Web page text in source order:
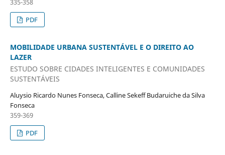
335-358
PDF
MOBILIDADE URBANA SUSTENTÁVEL E O DIREITO AO
LAZER
ESTUDO SOBRE CIDADES INTELIGENTES E COMUNIDADES
SUSTENTÁVEIS
Aluysio Ricardo Nunes Fonseca, Calline Sekeff Budaruiche da Silva
Fonseca
359-369
PDF